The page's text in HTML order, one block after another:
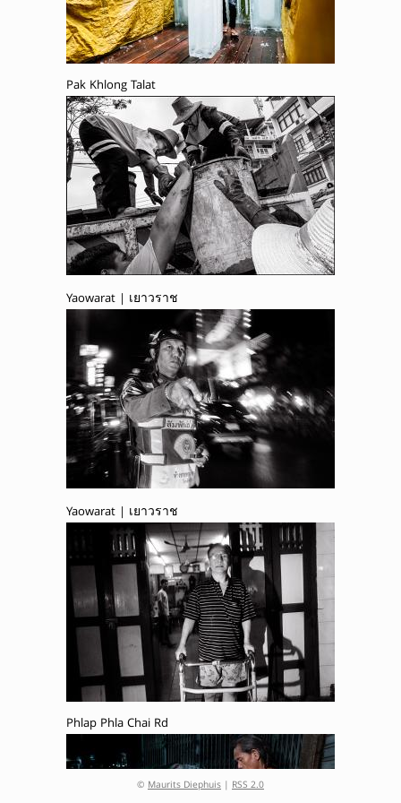
Pak Khlong Talat
Yaowarat | เยาวราช
Yaowarat | เยาวราช
Phlap Phla Chai Rd
© Maurits Diephuis | RSS 2.0